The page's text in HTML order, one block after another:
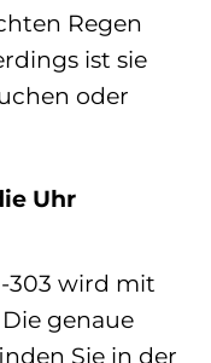
Regen
ist sie
oder
Uhr
303 wird mit
genaue
Sie in der